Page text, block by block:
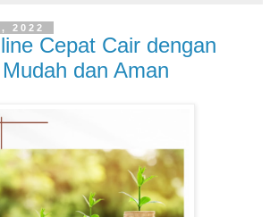
2022
Cepat Cair dengan
dan Aman